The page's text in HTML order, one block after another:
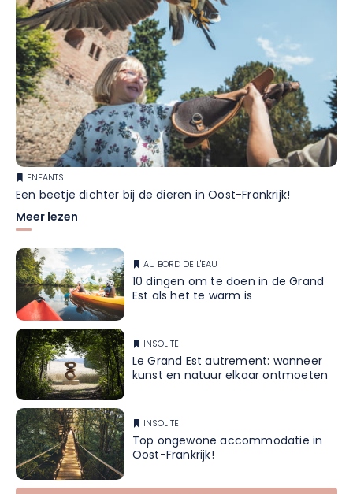
ENFANTS
Een beetje dichter bij de dieren in Oost-Frankrijk!
Meer lezen
AU BORD DE L'EAU
10 dingen om te doen in de Grand
Est als het te warm is
INSOLITE
Le Grand Est autrement: wanneer
kunst en natuur elkaar ontmoeten
INSOLITE
Top ongewone accommodatie in
Oost-Frankrijk!